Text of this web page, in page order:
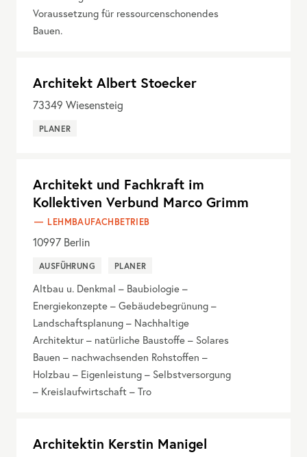
Voraussetzung für ressourcenschonendes
Bauen.
Architekt Albert Stoecker
73349 Wiesensteig
PLANER
Architekt und Fachkraft im
Kollektiven Verbund Marco Grimm
LEHMBAUFACHBETRIEB
10997 Berlin
AUSFÜHRUNG PLANER
Altbau u. Denkmal – Baubiologie –
Energiekonzepte – Gebäudebegrünung –
Landschaftsplanung – Nachhaltige
Architektur – natürliche Baustoffe – Solares
Bauen – nachwachsenden Rohstoffen –
Holzbau – Eigenleistung – Selbstversorgung
– Kreislaufwirtschaft – Tro
Architektin Kerstin Manigel